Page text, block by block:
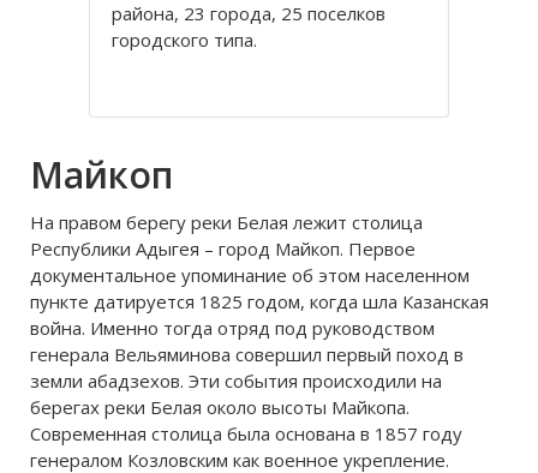
района, 23 города, 25 поселков
городского типа.
города: Таганрог, Шахты,
Выросли в последние годы на Дону
Майкоп
На правом берегу реки Белая лежит столица
Республики Адыгея – город Майкоп. Первое
документальное упоминание об этом населенном
пункте датируется 1825 годом, когда шла Казанская
война. Именно тогда отряд под руководством
генерала Вельяминова совершил первый поход в
земли абадзехов. Эти события происходили на
берегах реки Белая около высоты Майкопа.
Современная столица была основана в 1857 году
генералом Козловским как военное укрепление.